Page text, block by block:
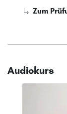
Zum
Audiokurs